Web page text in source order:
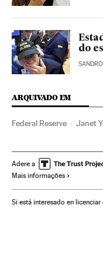
do
ARQUIVADO EM
Federal Reserve Janet
Estados Unidos
Adere a
Mais informações
Si está interesado en